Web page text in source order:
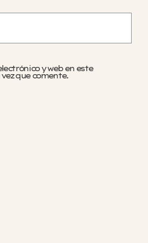
y web en este
que comente.